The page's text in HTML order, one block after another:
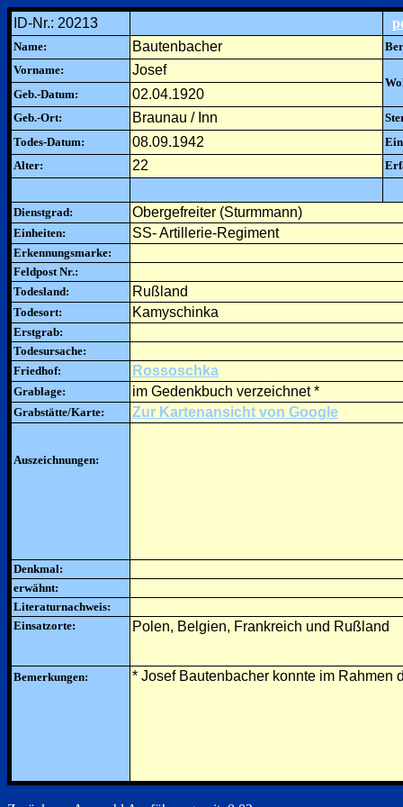
ID-Nr.: 20213
Name: Bautenbacher
Vorname:
Josef
Geb.-Datum:
02.04.1920
Geb.-Ort: Braunau / Inn
Todes-Datum:
08.09.1942
Alter:
22
Dienstgrad: Obergefreiter (Sturmmann)
Einheiten: SS- Artillerie-Regiment
Erkennungsmarke:
Feldpost Nr.:
Todesland:
Rußland
Todesort: Kamyschinka
Erstgrab:
Todesursache:
Friedhof:
Rossoschka
Grablage: im Gedenkbuch verzeichnet *
Grabstätte/Karte: Zur Kartenansicht von Google
Auszeichnungen:
Denkmal:
erwähnt:
Literaturnachweis:
Einsatzorte:
Polen, Belgien, Frankreich und Rußland
Bemerkungen: * Josef Bautenbacher konnte im Rahmen